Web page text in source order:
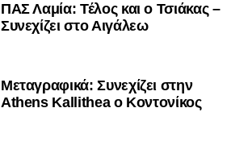
ΠΑΣ Λαμία: Τέλος και ο Τσιάκας –
Συνεχίζει στο Αιγάλεω
Mεταγραφικά: Συνεχίζει στην
Athens Kallithea ο Κοντονίκος